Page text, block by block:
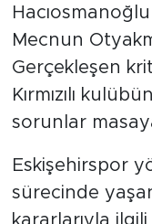
Mecnun
Gerçekleşen
Kırmızılı
sorunlar
Eskişehirspor
sürecinde
kararlarıyla ilgili